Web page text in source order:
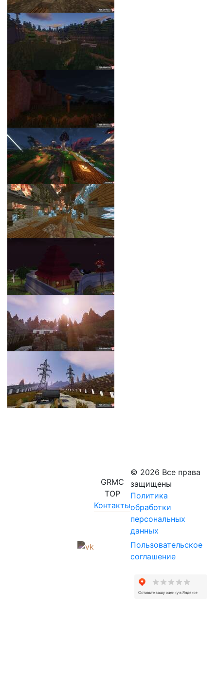
GRMC
TOP
Контакты
© 2026 Все права
защищены
Политика
обработки
персональных
данных
Пользовательское
соглашение